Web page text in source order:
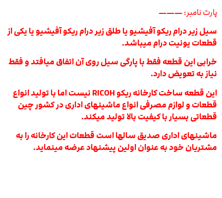
پارت نامبر:———
سیل زیر درام ریکو آفیشیو یا طلق زیر درام ریکو آفیشیو یا یکی از
قطعات یونیت درام میباشد.
خرابی این قطعه فقط با پارگی سیل روی آن اتفاق میافتد و فقط
نیاز به تعویض دارد.
این قطعه ساخت کارخانه ریکو RICOH نیست اما با تولید انواع
قطعات و لوازم مصرفی انواع ماشینهای اداری در کشور چین
قطعاتی بسیار با کیفیت بالا تولید میکند.
ماشینهای اداری صدیق سالها است قطعات این کارخانه را به
مشتریان خود به عنوان اولین پیشنهاد عرضه مینماید.